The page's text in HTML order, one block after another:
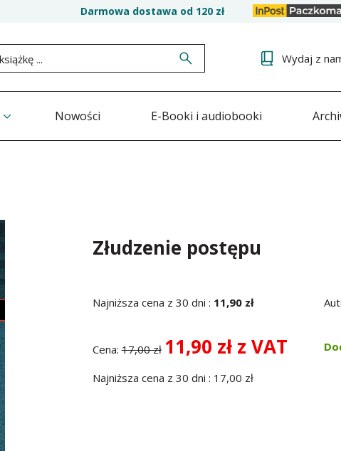
Darmowa dostawa od 120 zł
Wydaj z
Nowości E-Booki i audiobooki
Złudzenie postępu
Najniższa cena z 30 dni : 11,90 zł
Cena:17,00 zł 11,90 zł z VAT
Najniższa cena z 30 dni : 17,00 zł